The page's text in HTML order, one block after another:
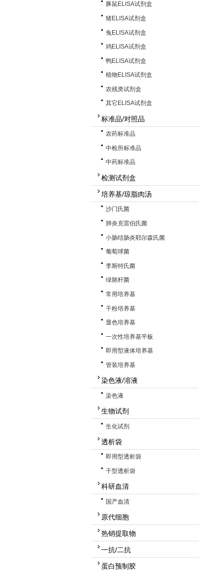
豚鼠ELISA试剂盒
猪ELISA试剂盒
兔ELISA试剂盒
鸡ELISA试剂盒
鸭ELISA试剂盒
植物ELISA试剂盒
农残类试剂盒
其它ELISA试剂盒
标准品/对照品
农药标准品
中检所标准品
中药标准品
检测试剂盒
培养基/琼脂肉汤
沙门氏菌
肺炎克雷伯氏菌
小肠结肠炎耶尔森氏菌
葡萄球菌
李斯特氏菌
绿脓杆菌
常用培养基
干粉培养基
显色培养基
一次性培养基平板
即用型液体培养基
管装培养基
染色液/溶液
染色液
生物试剂
生化试剂
透析袋
即用型透析袋
干型透析袋
科研血清
国产血清
原代细胞
热销提取物
一抗/二抗
蛋白预制胶